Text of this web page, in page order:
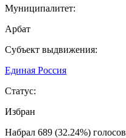
Муниципалитет:
Арбат
Субъект выдвижения:
Единая Россия
Статус:
Избран
Набрал 689 (32.24%) голосов